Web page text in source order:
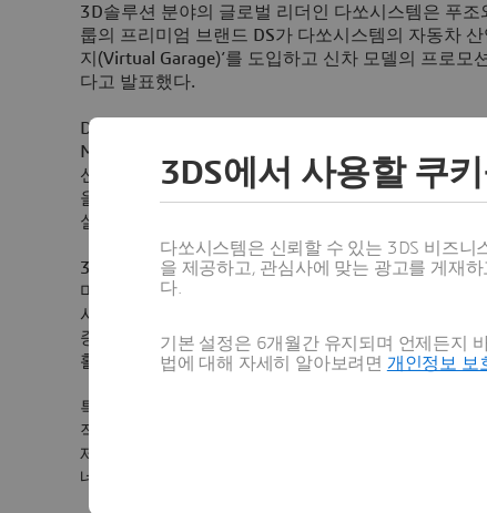
3D솔루션 분야의 글로벌 리더인 다쏘시스템은 푸조
룹의 프리미엄 브랜드 DS가 다쏘시스템의 자동차
지 (Virtual Garage)’를 도입하고 신차 모델의 프로모
다고 발표했다.
DS
Motor Show 2016)
’에서 가상 부스를 통해 프리미엄
선보인다
방문객들은 실제 차량 없이도HTC바이브
을 이용해
DS 3를 경험해볼 수 있다.차 내부에 앉아
실내 장식 등을 변경하고
3D 익스피리언스 플랫폼 기반의 ‘버추얼 개러지’는
마케팅 단계에서 활용할 수 있도록 제공한다
사양을 시각적으로 보여줄 수 있을 뿐만 아니라 이벤
증강현실
게임화(gamification),대화식 개념 및 모
활용할 수 있다
특히 해당 솔루션은
적합하다
제품 버전을 보여주는 솔루션인 ‘
네바 모터쇼는 이 특별한 몰입형
3DS에서 사용할 쿠
다쏘시스템은 신뢰할 수 있는 3DS 비즈
을 제공하고, 관심사에 맞는 광고를 게재
다.
기본 설정은 6개월간 유지되며 언제든지
법에 대해 자세히 알아보려면 개인정보 보